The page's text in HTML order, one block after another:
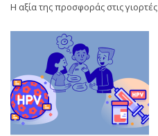
Η αξία της προσφοράς στις γιορτές